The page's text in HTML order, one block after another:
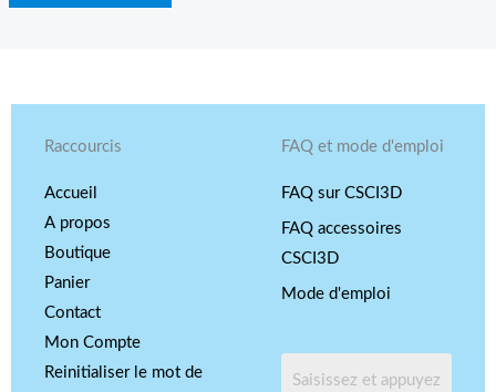
Raccourcis
Accueil
A propos
Boutique
Panier
Contact
Mon Compte
Reinitialiser le mot de
FAQ et mode d'emploi
FAQ sur CSCI3D
FAQ accessoires
CSCI3D
Mode d'emploi